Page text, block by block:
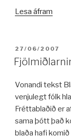
Lesa áfram
BIRT:
27/06/2007
Vonandi tekst
venjulegt fólk
Fréttablaðið er
sama þótt það
blaða hafi komið